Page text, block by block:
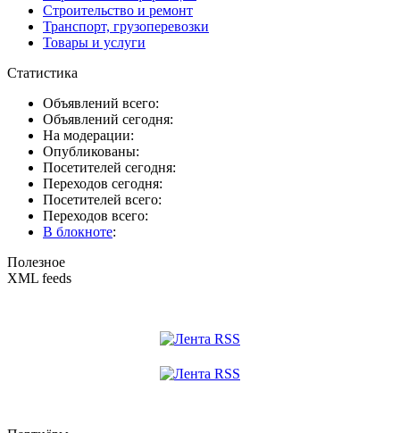
Строительство и ремонт
Транспорт, грузоперевозки
Товары и услуги
Статистика
Объявлений всего:
Объявлений сегодня:
На модерации:
Опубликованы:
Посетителей сегодня:
Переходов сегодня:
Посетителей всего:
Переходов всего:
В блокноте:
Полезное
XML feeds